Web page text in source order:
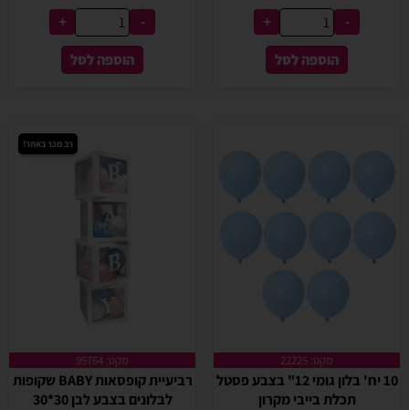
-
+
הוספה לסל
-
+
הוספה לסל
מקט: 22225
10 יח' בלון גומי 12" בצבע פסטל
תכלת בייבי מקרון
רב מכר באתר!
מקט: 95764
רביעיית קופסאות BABY שקופות
לבלונים בצבע לבן 30*30